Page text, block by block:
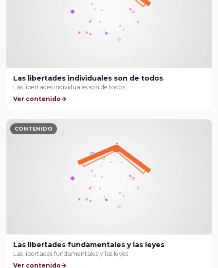
Las libertades individuales son de todos
Las libertades individuales son de todos
Ver contenido
CONTENIDO
Las libertades fundamentales y las leyes
Las libertades fundamentales y las leyes
Ver contenido